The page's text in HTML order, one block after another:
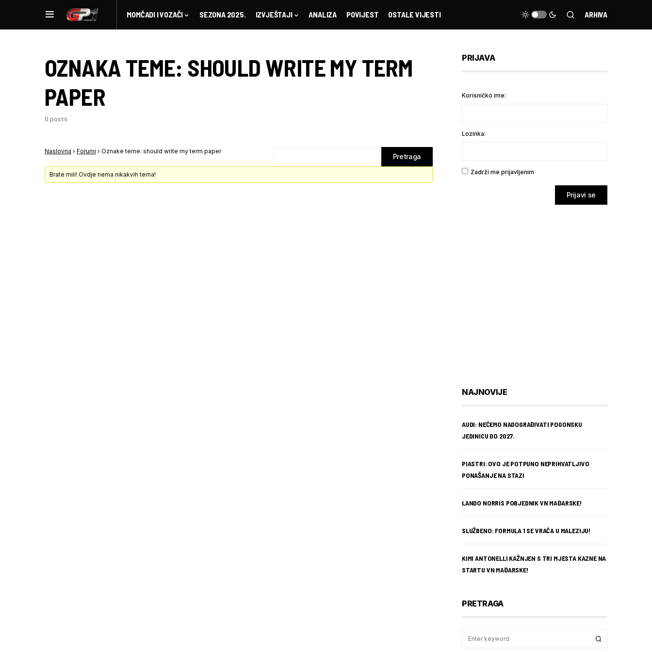
MOMČADI I VOZAČI SEZONA 2025. IZVJEŠTAJI ANALIZA POVIJEST OSTALE VIJESTI ARHIVA
OZNAKA TEME: SHOULD WRITE MY TERM
PAPER
0 posts
Naslovna › Forumi › Oznake teme: should write my term paper
Brate mili! Ovdje nema nikakvih tema!
PRIJAVA
Korisničko ime:
Lozinka:
Zadrži me prijavljenim
Prijavi se
NAJNOVIJE
AUDI: NEĆEMO NADOGRAĐIVATI POGONSKU
JEDINICU DO 2027.
PIASTRI: OVO JE POTPUNO NEPRIHVATLJIVO
PONAŠANJE NA STAZI
LANDO NORRIS POBJEDNIK VN MAĐARSKE!
SLUŽBENO: FORMULA 1 SE VRAĆA U MALEZIJU!
KIMI ANTONELLI KAŽNJEN S TRI MJESTA KAZNE NA
STARTU VN MAĐARSKE!
PRETRAGA